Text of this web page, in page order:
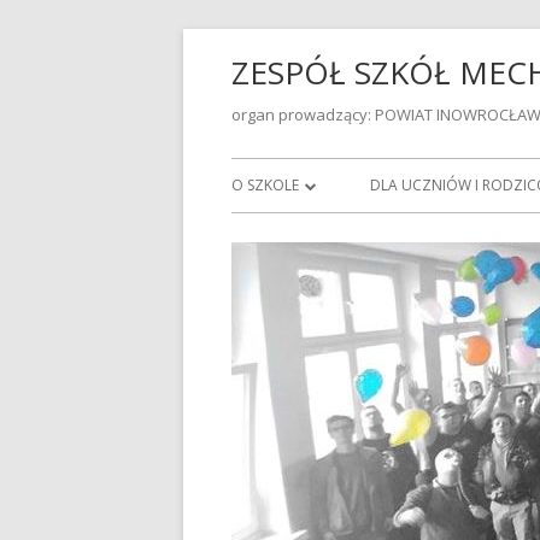
ZESPÓŁ SZKÓŁ
organ prowadzący: POWIAT
O SZKOLE
RADA PEDAGOGICZNA
PRACOWNICY ADMINISTRACJI I
OBSŁUGI
BIBLIOTEKA SZKOLNA
PLAN PRACY PEDAGOGA SZKOLNEGO
W ROKU SZKOLNYM 2023/2024
DLA UCZNIÓW I
STANDARDY OCHRONY
W ZSMIE
WYCHOWAWSTWA
SZKOLNYM 2025/2026
PRZEDMIOTOWE
EGZAMINY